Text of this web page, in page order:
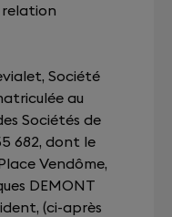
Société
au
Sociétés de
682, dont le
Vendôme,
DEMONT
(ci-après